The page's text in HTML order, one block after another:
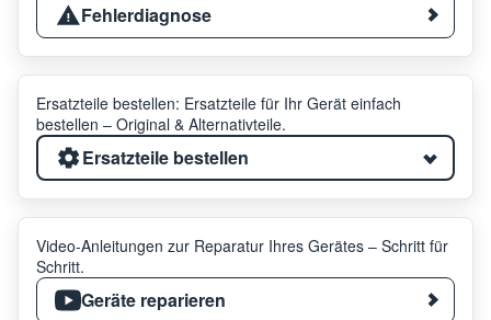
Fehlerdiagnose
Ersatzteile bestellen: Ersatzteile für Ihr Gerät einfach
bestellen – Original & Alternativteile.
Ersatzteile bestellen
Video-Anleitungen zur Reparatur Ihres Gerätes – Schritt für
Schritt.
Geräte reparieren